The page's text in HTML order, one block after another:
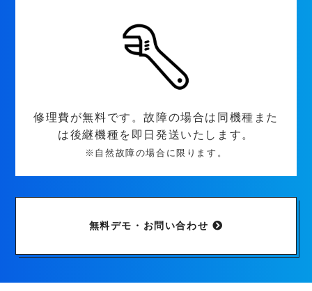
修理費が無料です。故障の場合は同機種また
は後継機種を即日発送いたします。
※自然故障の場合に限ります。
無料デモ・お問い合わせ